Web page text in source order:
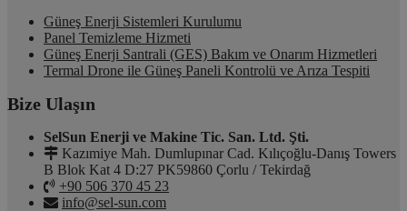
Güneş Enerji Sistemleri Kurulumu
Panel Temizleme Hizmeti
Güneş Enerji Santrali (GES) Bakım ve Onarım Hizmetleri
Termal Drone ile Güneş Paneli Kontrolü ve Arıza Tespiti
Bize Ulaşın
SelSun Enerji ve Makine Tic. San. Ltd. Şti.
Kazımiye Mah. Dumlupınar Cad. Kılıçoğlu-Danış Towers
B Blok Kat 4 D:27 PK59860 Çorlu / Tekirdağ
+90 506 370 45 23
info@sel-sun.com